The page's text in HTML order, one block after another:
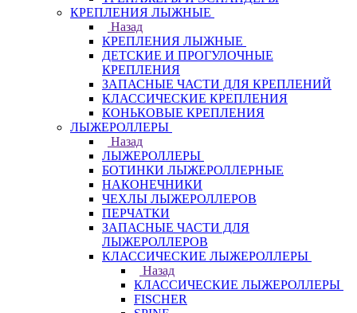
КРЕПЛЕНИЯ ЛЫЖНЫЕ
Назад
КРЕПЛЕНИЯ ЛЫЖНЫЕ
ДЕТСКИЕ И ПРОГУЛОЧНЫЕ
КРЕПЛЕНИЯ
ЗАПАСНЫЕ ЧАСТИ ДЛЯ КРЕПЛЕНИЙ
КЛАССИЧЕСКИЕ КРЕПЛЕНИЯ
КОНЬКОВЫЕ КРЕПЛЕНИЯ
ЛЫЖЕРОЛЛЕРЫ
Назад
ЛЫЖЕРОЛЛЕРЫ
БОТИНКИ ЛЫЖЕРОЛЛЕРНЫЕ
НАКОНЕЧНИКИ
ЧЕХЛЫ ЛЫЖЕРОЛЛЕРОВ
ПЕРЧАТКИ
ЗАПАСНЫЕ ЧАСТИ ДЛЯ
ЛЫЖЕРОЛЛЕРОВ
КЛАССИЧЕСКИЕ ЛЫЖЕРОЛЛЕРЫ
Назад
КЛАССИЧЕСКИЕ ЛЫЖЕРОЛЛЕРЫ
FISCHER